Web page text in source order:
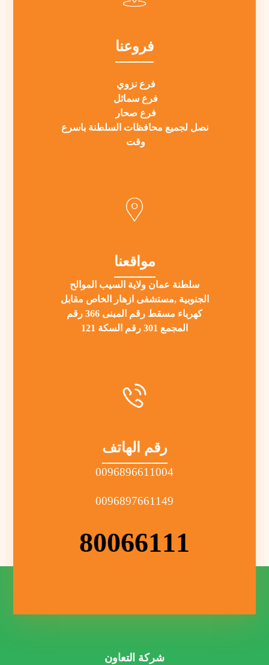
فروعنا
فرع نزوي
فرع سمائل
فرع صحار
نصل لجميع محافظات السلطنة باسرع
وقت
مواقعنا
سلطنة عمان ولاية السيب الموالح
الجنوبية ,مستشفى ازهار الخاص مقابل
كهرباء مسقط رقم المبنى 366 رقم
المجمع 301 رقم السكة 121
رقم الهاتف
0096896611004
0096897661149
80066111
شركة التعاون